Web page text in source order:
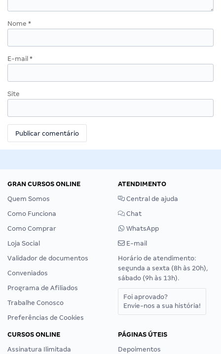
Nome *
E-mail *
Site
GRAN CURSOS ONLINE
Quem Somos
Como Funciona
Como Comprar
Loja Social
Validador de documentos
Conveniados
Programa de Afiliados
Trabalhe Conosco
Preferências de Cookies
ATENDIMENTO
Central de ajuda
Chat
WhatsApp
E-mail
Horário de atendimento:
segunda a sexta (8h às 20h),
sábado (9h às 13h).
Foi aprovado?
Envie-nos a sua história!
CURSOS ONLINE
Assinatura Ilimitada
PÁGINAS ÚTEIS
Depoimentos